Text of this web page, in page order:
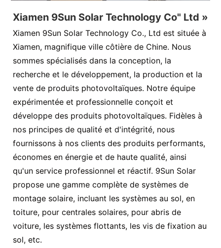
Xiamen 9Sun Solar Technology Co" Ltd »
Xiamen 9Sun Solar Technology Co., Ltd est située à
Xiamen, magnifique ville côtière de Chine. Nous
sommes spécialisés dans la conception, la
recherche et le développement, la production et la
vente de produits photovoltaïques. Notre équipe
expérimentée et professionnelle conçoit et
développe des produits photovoltaïques. Fidèles à
nos principes de qualité et d'intégrité, nous
fournissons à nos clients des produits performants,
économes en énergie et de haute qualité, ainsi
qu'un service professionnel et réactif. 9Sun Solar
propose une gamme complète de systèmes de
montage solaire, incluant les systèmes au sol, en
toiture, pour centrales solaires, pour abris de
voiture, les systèmes flottants, les vis de fixation au
sol, etc.